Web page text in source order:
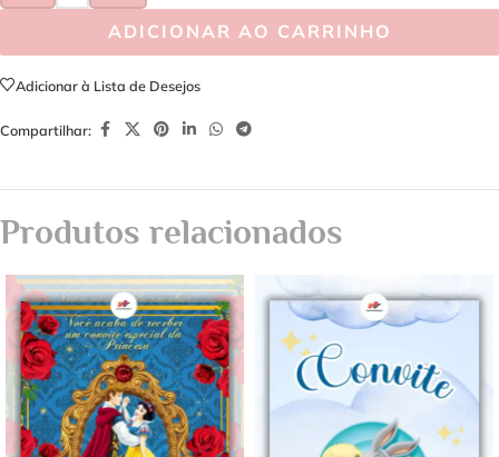
ADICIONAR AO CARRINHO
Adicionar à Lista de Desejos
Compartilhar:
Produtos relacionados